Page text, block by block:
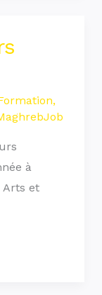
,
à
Arts et